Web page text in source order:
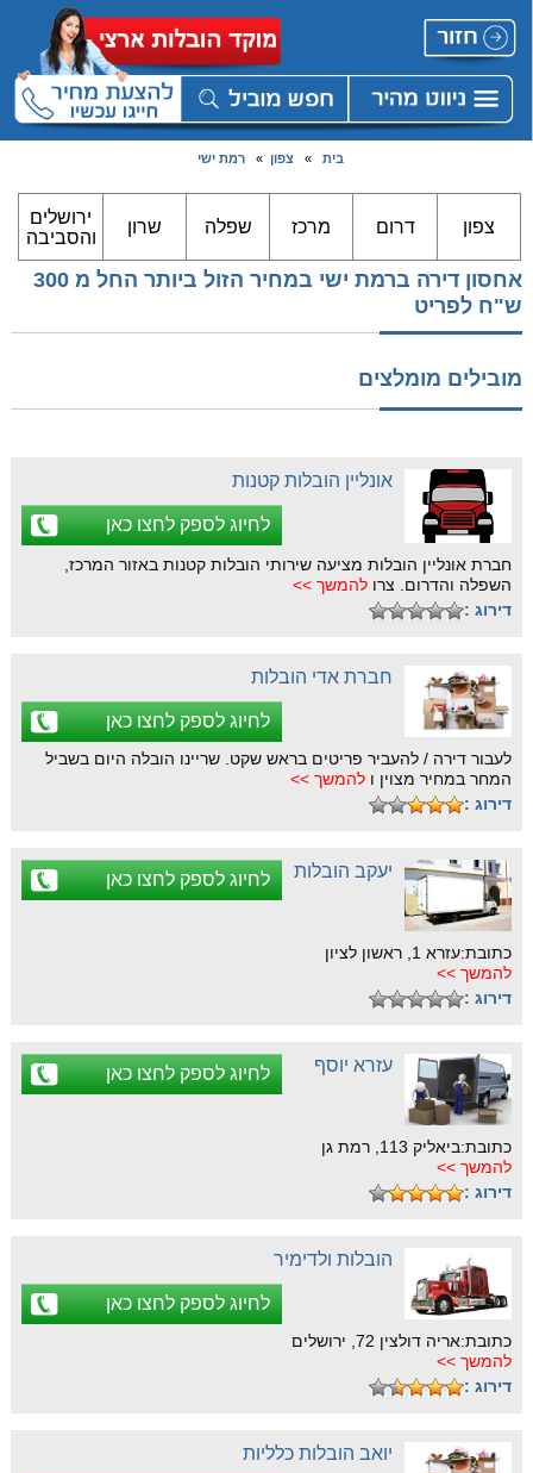
בית » צפון » רמת ישי
צפון דרום מרכז שפלה שרון
ירושלים
והסביבה
אחסון דירה ברמת ישי במחיר הזול ביותר החל מ 300
ש"ח לפריט
מובילים מומלצים
אונליין הובלות קטנות
לחיוג לספק לחצו כאן
חברת אונליין הובלות מציעה שירותי הובלות קטנות באזור המרכז,
השפלה והדרום. צרו להמשך >>
דירוג :
חברת אדי הובלות
לחיוג לספק לחצו כאן
לעבור דירה / להעביר פריטים בראש שקט. שריינו הובלה היום בשביל
המחר במחיר מצוין ו להמשך >>
דירוג :
יעקב הובלות לחיוג לספק לחצו כאן
כתובת:עזרא 1, ראשון לציון
להמשך >>
דירוג :
עזרא יוסף לחיוג לספק לחצו כאן
כתובת:ביאליק 113, רמת גן
להמשך >>
דירוג :
הובלות ולדימיר
לחיוג לספק לחצו כאן
כתובת:אריה דולצין 72, ירושלים
להמשך >>
דירוג :
יואב הובלות כלליות